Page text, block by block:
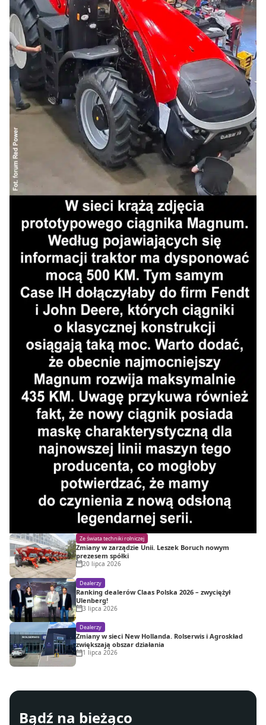
Ze świata techniki rolniczej
Zmiany w zarządzie Unii. Leszek Boruch nowym
prezesem spółki
20 lipca 2026
Dealerzy
Ranking dealerów Claas Polska 2026 – zwyciężył
Ulenberg!
3 lipca 2026
Dealerzy
Zmiany w sieci New Hollanda. Rolserwis i Agroskład
zwiększają obszar działania
1 lipca 2026
Bądź na bieżąco